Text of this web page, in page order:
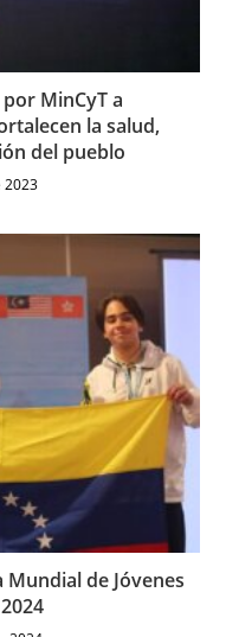
MinCyT a
la salud,
del pueblo
2023
de Jóvenes